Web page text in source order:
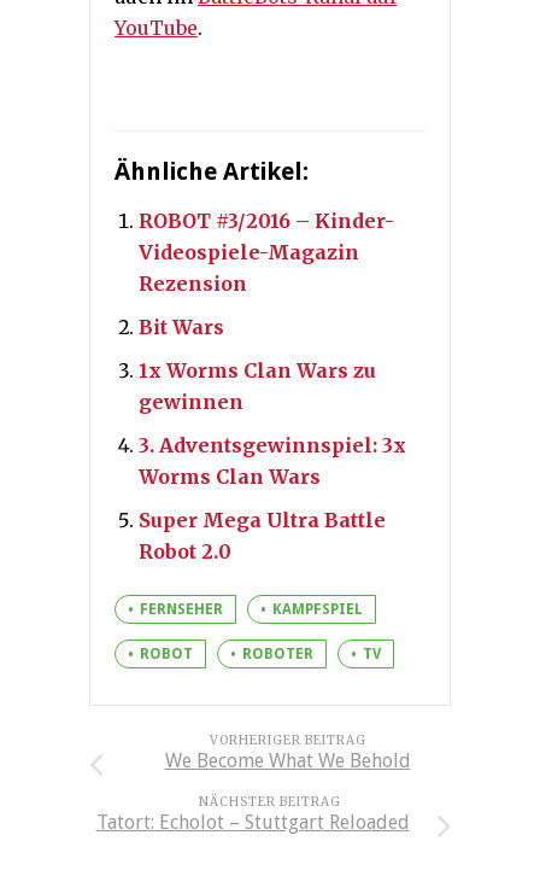
YouTube.
Ähnliche Artikel:
ROBOT #3/2016 – Kinder-
Videospiele-Magazin
Rezension
Bit Wars
1x Worms Clan Wars zu
gewinnen
3. Adventsgewinnspiel: 3x
Worms Clan Wars
Super Mega Ultra Battle
Robot 2.0
FERNSEHER KAMPFSPIEL
ROBOT ROBOTER TV
VORHERIGER BEITRAG
We Become What We Behold
NÄCHSTER BEITRAG
Tatort: Echolot – Stuttgart Reloaded